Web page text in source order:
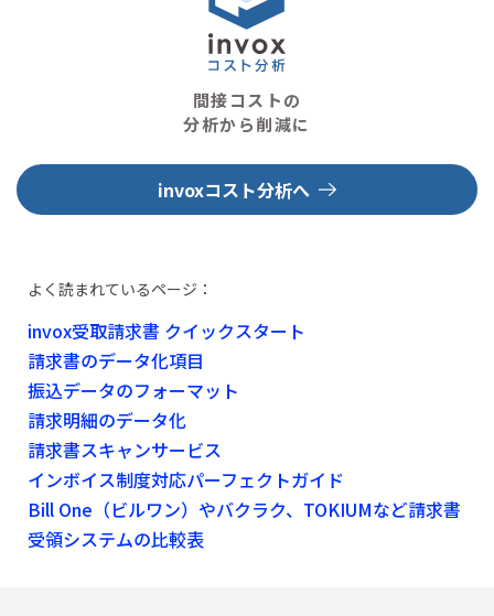
間接コストの
分析から削減に
invoxコスト分析へ
よく読まれているページ：
invox受取請求書 クイックスタート
請求書のデータ化項目
振込データのフォーマット
請求明細のデータ化
請求書スキャンサービス
インボイス制度対応パーフェクトガイド
Bill One（ビルワン）やバクラク、TOKIUMなど請求書
受領システムの比較表